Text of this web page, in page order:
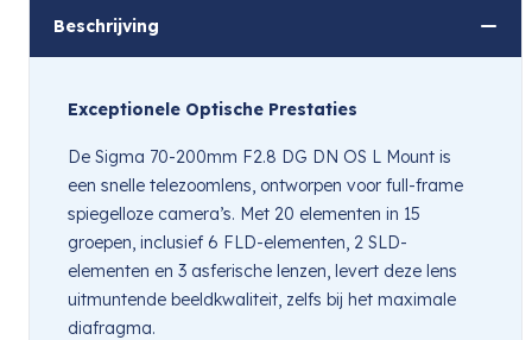
Beschrijving
Exceptionele Optische Prestaties
De Sigma 70-200mm F2.8 DG DN OS L Mount is
een snelle telezoomlens, ontworpen voor full-frame
spiegelloze camera’s. Met 20 elementen in 15
groepen, inclusief 6 FLD-elementen, 2 SLD-
elementen en 3 asferische lenzen, levert deze lens
uitmuntende beeldkwaliteit, zelfs bij het maximale
diafragma.